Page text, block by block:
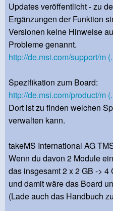
Updates veröffentlicht - zu
Ergänzungen der Funktion
Versionen keine Hinweise
Probleme genannt.
http://de.msi.com/support/m
Spezifikation zum Board:
http://de.msi.com/product/m
Dort ist zu finden welchen
verwalten kann.
takeMS International AG
Wenn du davon 2 Module
das insgesamt 2 x 2 GB -> 4
und damit wäre das Board
(Lade auch das Handbuch